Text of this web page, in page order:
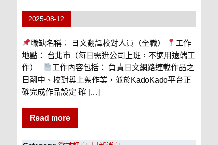
2025-08-12
職缺名稱： 日文翻譯校對人員（全職）
工作
地點： 台北市（每日需進公司上班，不適用遠端工
作）
工作內容包括： 負責日文網路連載作品之
日翻中、校對與上架作業，並於KadoKado平台正
確完成作品設定 確 […]
Read more